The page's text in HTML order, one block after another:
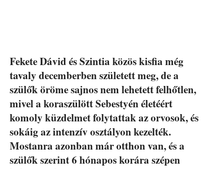
Fekete Dávid és Szintia közös kisfia még
tavaly decemberben született meg, de a
szülők öröme sajnos nem lehetett felhőtlen,
mivel a koraszülött Sebestyén életéért
komoly küzdelmet folytattak az orvosok, és
sokáig az intenzív osztályon kezelték.
Mostanra azonban már otthon van, és a
szülők szerint 6 hónapos korára szépen